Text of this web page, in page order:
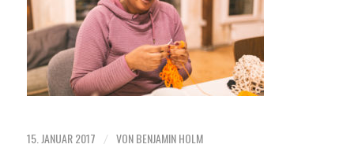
15. JANUAR 2017 / VONBENJAMIN HOLM